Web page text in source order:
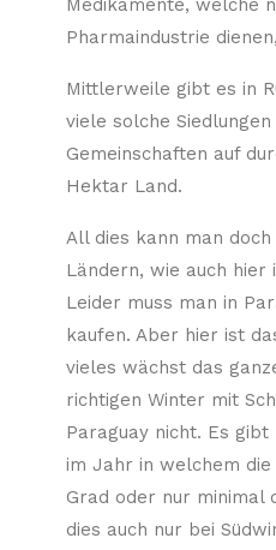
Medikamente, welche
Pharmaindustrie
Mittlerweile gibt es in
viele solche
Gemeinschaften auf
Hektar Land.
All dies kann man
Ländern, wie auch hier
Leider muss man in
kaufen. Aber hier ist
vieles wächst das
richtigen Winter mit
Paraguay nicht. Es
im Jahr in welchem
Grad oder nur minimal
dies auch nur bei